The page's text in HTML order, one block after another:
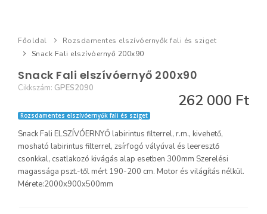
Főoldal
Rozsdamentes elszívóernyők fali és sziget
Snack Fali elszívóernyő 200x90
Snack Fali elszívóernyő 200x90
Cikkszám: GPES2090
262 000 Ft
Rozsdamentes elszívóernyők fali és sziget
Snack Fali ELSZÍVÓERNYŐ labirintus filterrel, r.m., kivehető,
mosható labirintus filterrel, zsírfogó vályúval és leeresztő
csonkkal, csatlakozó kivágás alap esetben 300mm Szerelési
magassága pszt.-től mért 190-200 cm. Motor és világítás nélkül.
Mérete:2000x900x500mm